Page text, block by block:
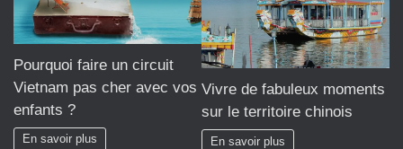
Pourquoi faire un circuit
Vietnam pas cher avec vos
enfants ?
En savoir plus
Vivre de fabuleux moments
sur le territoire chinois
En savoir plus